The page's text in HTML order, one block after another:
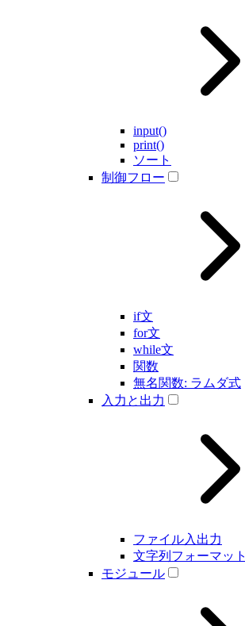
input()
print()
ソート
制御フロー
if文
for文
while文
関数
無名関数: ラムダ式
入力と出力
ファイル入出力
文字列フォーマット
モジュール